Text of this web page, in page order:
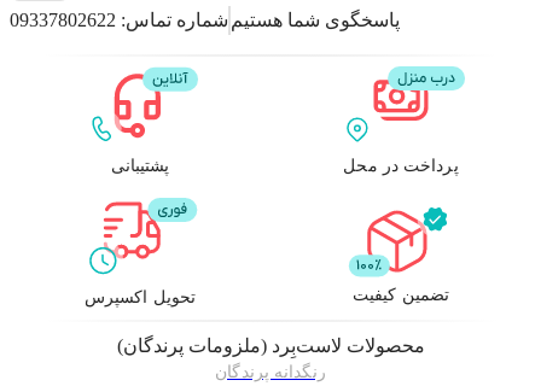
شماره تماس: 09337802622 پاسخگوی شما هستیم
پشتیبانی پرداخت در محل
تحویل اکسپرس تضمین کیفیت
محصولات لاست‌بِرد (ملزومات پرندگان)
رنگدانه پرندگان